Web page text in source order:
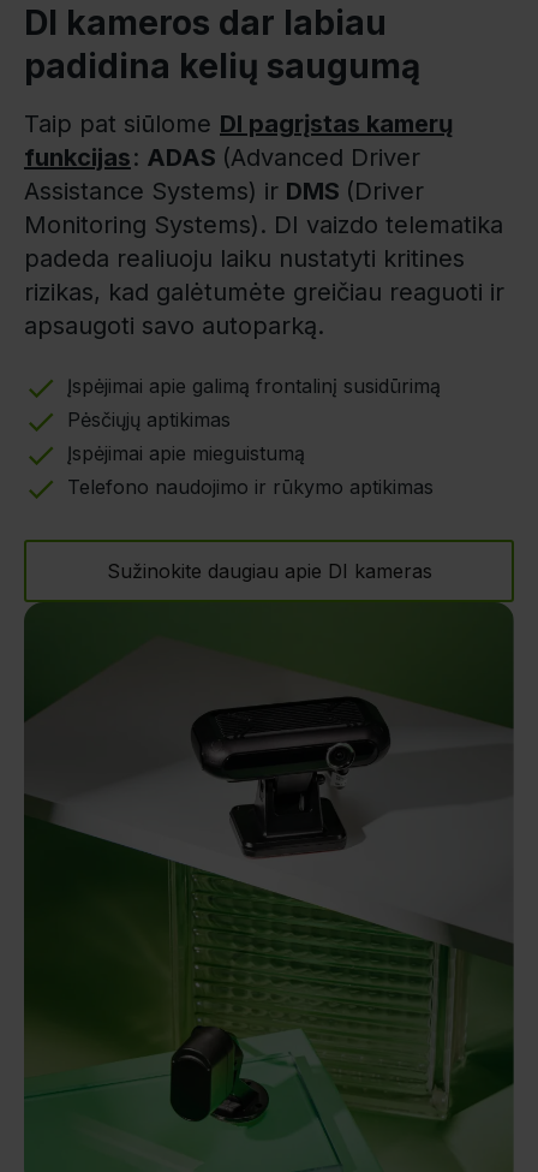
DI kameros dar labiau
padidina kelių saugumą
Taip pat siūlome DI pagrįstas kamerų
funkcijas: ADAS (Advanced Driver
Assistance Systems) ir DMS (Driver
Monitoring Systems). DI vaizdo telematika
padeda realiuoju laiku nustatyti kritines
rizikas, kad galėtumėte greičiau reaguoti ir
apsaugoti savo autoparką.
Įspėjimai apie galimą frontalinį susidūrimą
Pėsčiųjų aptikimas
Įspėjimai apie mieguistumą
Telefono naudojimo ir rūkymo aptikimas
Sužinokite daugiau apie DI kameras